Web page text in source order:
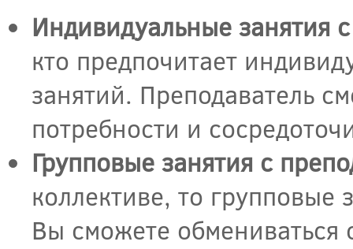
Индивидуальные занятия
кто предпочитает
занятий. Преподаватель
потребности и
Групповые занятия с
коллективе, то
Вы сможете обмениваться